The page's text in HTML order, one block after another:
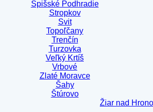
Spišské Podhradie
Stropkov
Svit
Topoľčany
Trenčín
Turzovka
Veľký Krtíš
Vrbové
Zlaté Moravce
Šahy
Štúrovo
Žiar nad